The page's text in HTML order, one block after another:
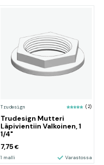
Trudesign (2)
Trudesign Mutteri
Läpivientiin Valkoinen, 1
1/4"
7,75€
1 malli Varastossa